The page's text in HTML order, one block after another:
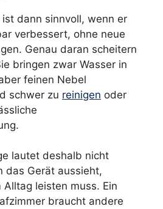
dann sinnvoll, wenn er
verbessert, ohne neue
Genau daran scheitern
bringen zwar Wasser in
feinen Nebel
schwer zu reinigen oder
lautet deshalb nicht
das Gerät aussieht,
leisten muss. Ein
braucht andere